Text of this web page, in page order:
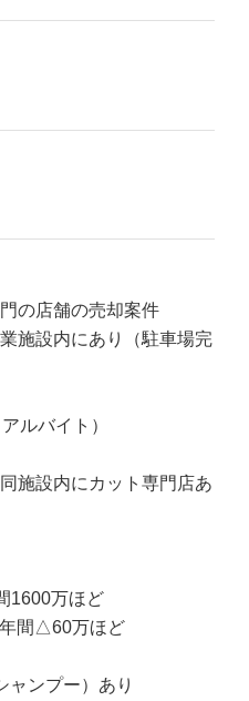
の店舗の売却案件
施設内にあり（駐車場完
ルバイト）
施設内にカット専門店あ
1600万ほど
間△60万ほど
ャンプー）あり